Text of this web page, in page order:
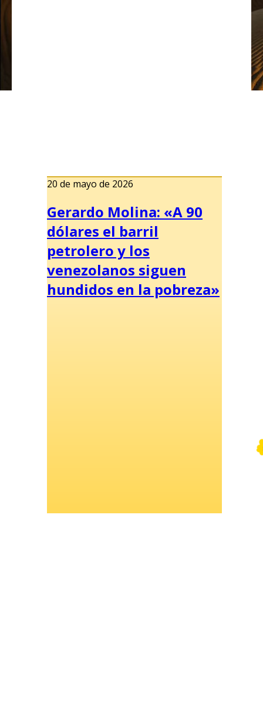
20 de mayo de 2026
Gerardo Molina: «A 90
dólares el barril
petrolero y los
venezolanos siguen
hundidos en la pobreza»